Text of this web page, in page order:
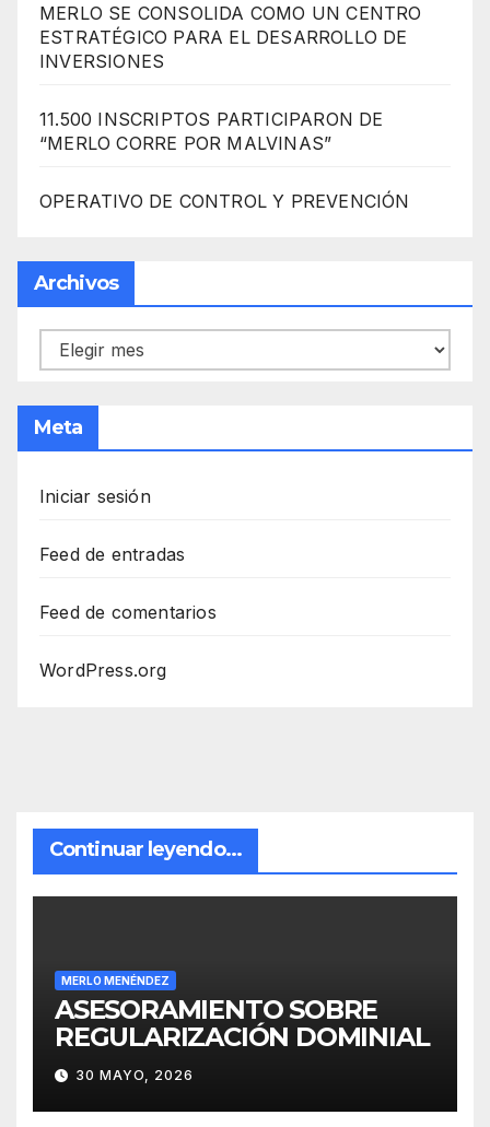
MERLO SE CONSOLIDA COMO UN CENTRO
ESTRATÉGICO PARA EL DESARROLLO DE
INVERSIONES
11.500 INSCRIPTOS PARTICIPARON DE
“MERLO CORRE POR MALVINAS”
OPERATIVO DE CONTROL Y PREVENCIÓN
Archivos
Archivos
Meta
Iniciar sesión
Feed de entradas
Feed de comentarios
WordPress.org
Continuar leyendo...
MERLO MENÉNDEZ
ASESORAMIENTO SOBRE
REGULARIZACIÓN DOMINIAL
30 MAYO, 2026